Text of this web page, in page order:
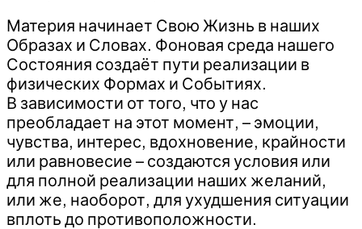
Материя начинает Свою Жизнь в наших
Образах и Словах. Фоновая среда нашего
Состояния создаёт пути реализации в
физических Формах и Событиях.
В зависимости от того, что у нас
преобладает на этот момент, – эмоции,
чувства, интерес, вдохновение, крайности
или равновесие – создаются условия или
для полной реализации наших желаний,
или же, наоборот, для ухудшения ситуации
вплоть до противоположности.